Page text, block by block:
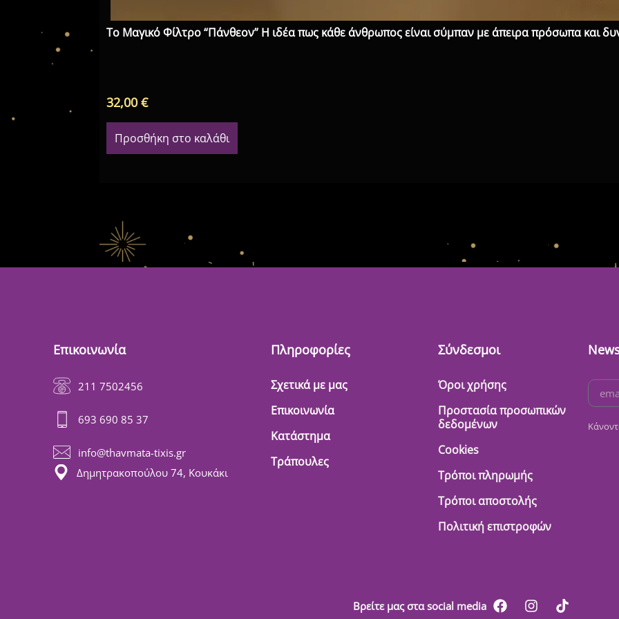
Το Μαγικό Φίλτρο “Πάνθεον” Η ιδέα πως κάθε άνθρωπος είναι σύμπαν με άπειρα πρόσωπα και
32,00€
Προσθήκη στο καλάθι
Επικοινωνία
211 7502456
693 690 85 37
info@thavmata-tixis.gr
Δημητρακοπούλου 74, Κουκάκι
Πληροφορίες
Σχετικά με μας
Επικοινωνία
Κατάστημα
Τράπουλες
Σύνδεσμοι
Όροι χρήσης
Προστασία προσωπικών
δεδομένων
Cookies
Τρόποι πληρωμής
Τρόποι αποστολής
Πολιτική επιστροφών
Βρείτε μας στα social media